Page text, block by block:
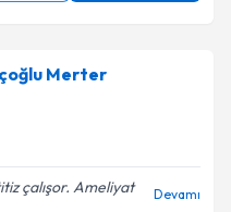
Merter
çalışor. Ameliyat
Devamı